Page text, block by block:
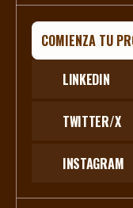
COMIENZA TU
LINKEDIN
TWITTER/X
INSTAGRAM